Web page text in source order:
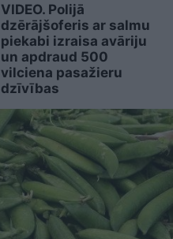
VIDEO. Polijā
dzērājšoferis ar salmu
piekabi izraisa avāriju
un apdraud 500
vilciena pasažieru
dzīvības